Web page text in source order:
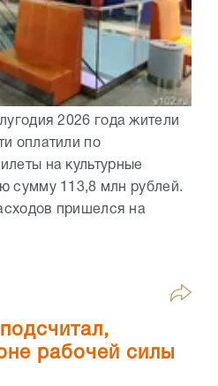
2026 года жители
оплатили по
на культурные
сумму 113,8 млн рублей.
пришелся на
рабочей силы